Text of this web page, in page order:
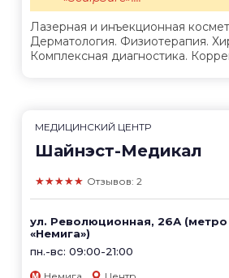
Лазерная и инъекционная
Дерматология. Физиотерапия.
Комплексная диагностика.
МЕДИЦИНСКИЙ ЦЕНТР
Шайнэст-Медикал
★★★★★ Отзывов: 2
ул. Революционная, 26А (метро
«Немига»)
пн.-вс: 09:00-21:00